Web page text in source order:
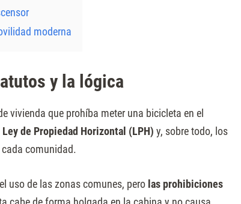
moderna
y la lógica
vivienda que prohíba meter una bicicleta en el
Ley de Propiedad Horizontal (LPH) y, sobre todo, los
cada comunidad.
uso de las zonas comunes, pero las prohibiciones